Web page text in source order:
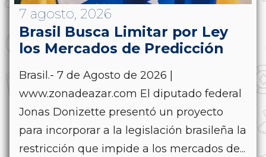
7 agosto, 2026
Brasil Busca Limitar por Ley
los Mercados de Predicción
Brasil.- 7 de Agosto de 2026 |
www.zonadeazar.com El diputado federal
Jonas Donizette presentó un proyecto
para incorporar a la legislación brasileña la
restricción que impide a los mercados de...